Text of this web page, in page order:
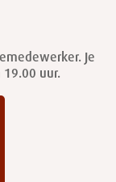
Je
uur.